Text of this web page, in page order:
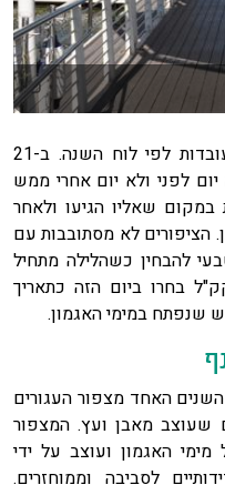
באופן מפתיע הציפורים הנודדות עובדות לפי לוח השנה. ב-21
לפני ולא יום אחרי ממש
שאליו הגיעו ולאחר
הציפורים לא מסתובבות עם
להבחין כשהלילה מתחיל
בחרו ביום הזה כתאריך
שנפתח במימי האגמון.
האחד מצפור העגורים
שעוצב מאבן ועץ. המצפור
האגמון ועוצב על ידי
לסביבה וממוחזרים.